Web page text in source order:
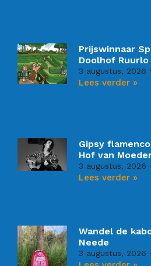
Prijswinnaar
Doolhof Ruurlo
3 augustus, 2026
Lees verder »
Gipsy
Hof van
3 augustus, 2026
Lees verder »
Wandel de
Neede
3 augustus, 2026